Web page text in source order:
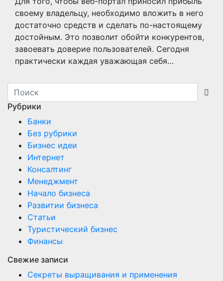
своему владельцу, необходимо вложить в него
достаточно средств и сделать по-настоящему
достойным. Это позволит обойти конкурентов,
завоевать доверие пользователей. Сегодня
практически каждая уважающая себя…
Рубрики
Банки
Без рубрики
Бизнес идеи
Интернет
Консалтинг
Менеджмент
Начало бизнеса
Развитии бизнеса
Статьи
Туристический бизнес
Финансы
Свежие записи
Секреты выращивания и применения